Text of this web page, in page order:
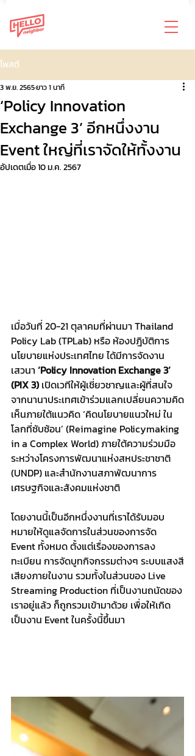
โพสต์
‘Policy Innovation
Exchange 3’ อีกหนึ่งงาน
Event ใหญ่ที่เราจัดให้ทั้งงาน
3 พ.ย. 2565ยาว 1 นาที
อัปเดตเมื่อ10 ม.ค. 2567
เมื่อวันที่ 20-21 ตุลาคมที่ผ่านมา Thailand
Policy Lab (TPLab) หรือ ห้องปฎิบัติการ
นโยบายแห่งประเทศไทย ได้มีการจัดงาน
เสวนา ‘Policy Innovation Exchange 3’
(PIX 3) เปิดเวทีให้ผู้เชี่ยวชาญและผู้ที่สนใจ
จากนานาประเทศเข้าร่วมแลกเปลี่ยนความคิด
เห็นภายใต้แนวคิด ‘คิดนโยบายแนวใหม่ ใน
โลกที่ซับซ้อน’ (Reimagine Policymaking
in a Complex World) ภายใต้ความร่วมมือ
ระหว่างโครงการพัฒนาแห่งสหประชาชาติ
(UNDP) และสำนักงานสภาพัฒนาการ
เศรษฐกิจและสังคมแห่งชาติ
โดยงานนี้เป็นอีกหนึ่งงานที่เราได้รับมอบ
หมายให้ดูแลจัดการในส่วนของการจัด
Event ทั้งหมด ตั้งแต่เรื่องของการลง
ทะเบียน การจัดบูทกิจกรรมต่างๆ ระบบแสงสี
เสียงภายในงาน รวมทั้งในส่วนของ Live
Streaming Production ที่เป็นงานถนัดของ
เราอยู่แล้ว ก็ถูกรวมเข้ามาด้วย เพื่อให้เกิด
เป็นงาน Event ในครั้งนี้ขึ้นมา